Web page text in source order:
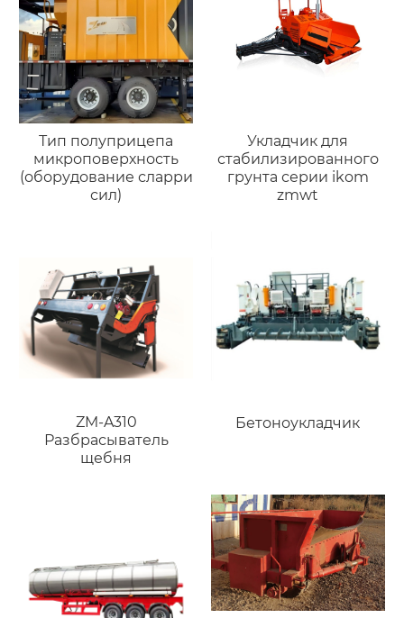
Тип полуприцепа
микроповерхность
(оборудование сларри
сил)
Укладчик для
стабилизированного
грунта серии ikom
zmwt
ZM-A310
Разбрасыватель
щебня
Бетоноукладчик